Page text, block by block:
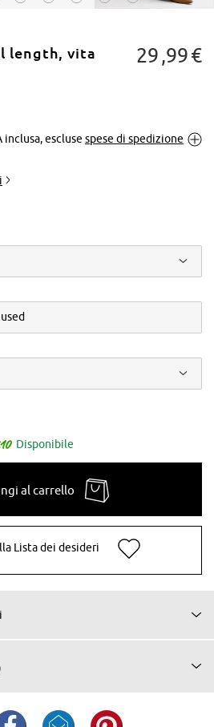
ingrandire
length, vita
29 99€
inclusa, escluse spese di spedizione
Disponibile
al carrello
Lista dei desideri